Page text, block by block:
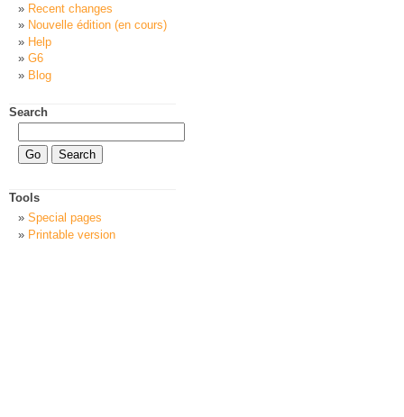
Recent changes
Nouvelle édition (en cours)
Help
G6
Blog
Search
Tools
Special pages
Printable version